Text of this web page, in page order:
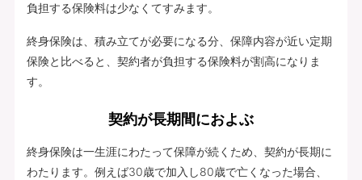
負担する保険料は少なくてすみます。
終身保険は、積み立てが必要になる分、保障内容が近い定期
保険と比べると、契約者が負担する保険料が割高になりま
す。
契約が長期間におよぶ
終身保険は一生涯にわたって保障が続くため、契約が長期に
わたります。例えば30歳で加入し80歳で亡くなった場合、